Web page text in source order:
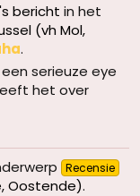
bericht in het
(vh Mol,
.
serieuze eye
het over
Recensie
Oostende).